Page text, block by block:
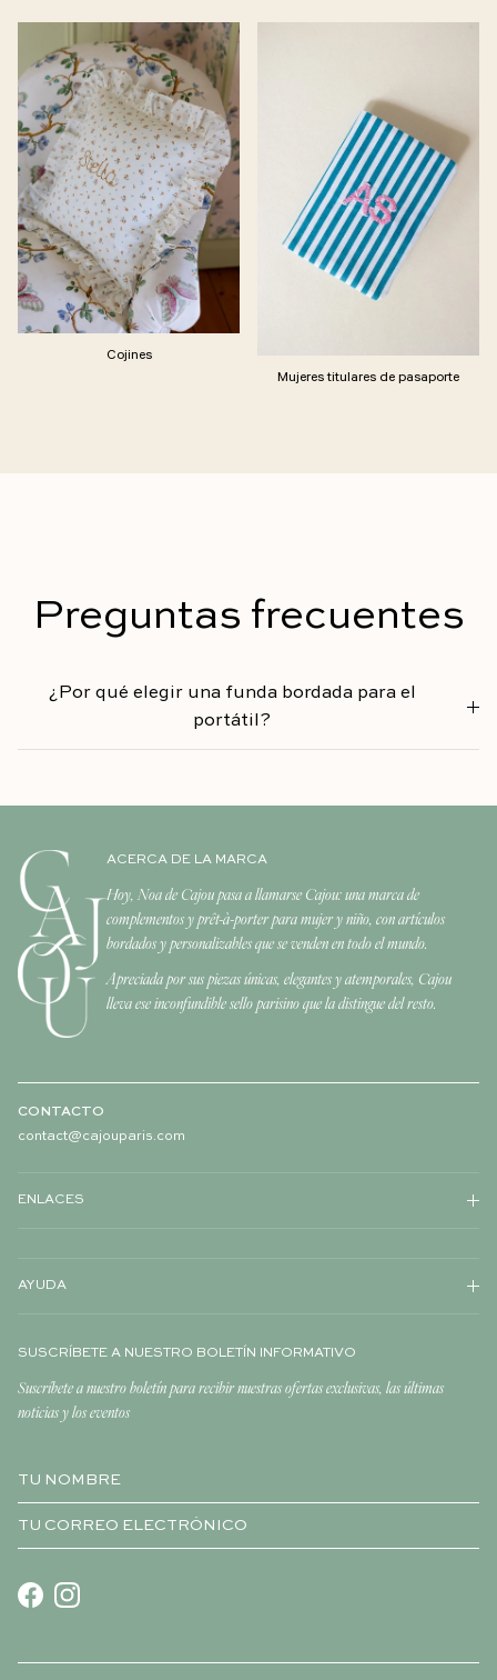
Cojines
Mujeres titulares de pasaporte
Preguntas frecuentes
¿Por qué elegir una funda bordada para el
portátil?
ACERCA DE LA MARCA
Hoy, Noa de Cajou pasa a llamarse Cajou: una marca de
complementos y prêt-à-porter para mujer y niño, con artículos
bordados y personalizables que se venden en todo el mundo.
Apreciada por sus piezas únicas, elegantes y atemporales, Cajou
lleva ese inconfundible sello parisino que la distingue del resto.
CONTACTO
contact@cajouparis.com
ENLACES
AYUDA
SUSCRÍBETE A NUESTRO BOLETÍN INFORMATIVO
Suscríbete a nuestro boletín para recibir nuestras ofertas exclusivas, las últimas
noticias y los eventos
FacebookInstagram